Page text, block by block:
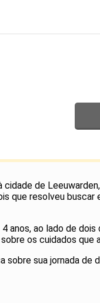
de
que resolveu buscar
anos, ao lado de
os cuidados que
sua jornada de